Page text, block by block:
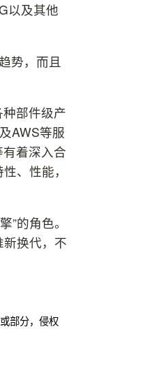
以及其他
势，而且
部件级产
AWS等服
着深入合
、性能，
的角色。
换代，不
部分，侵权